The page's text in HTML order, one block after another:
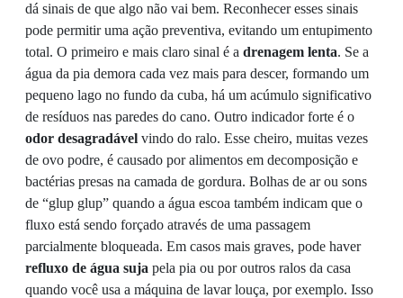
dá sinais de que algo não vai bem. Reconhecer esses sinais
pode permitir uma ação preventiva, evitando um entupimento
total. O primeiro e mais claro sinal é a drenagem lenta. Se a
água da pia demora cada vez mais para descer, formando um
pequeno lago no fundo da cuba, há um acúmulo significativo
de resíduos nas paredes do cano. Outro indicador forte é o
odor desagradável vindo do ralo. Esse cheiro, muitas vezes
de ovo podre, é causado por alimentos em decomposição e
bactérias presas na camada de gordura. Bolhas de ar ou sons
de “glup glup” quando a água escoa também indicam que o
fluxo está sendo forçado através de uma passagem
parcialmente bloqueada. Em casos mais graves, pode haver
refluxo de água suja pela pia ou por outros ralos da casa
quando você usa a máquina de lavar louça, por exemplo. Isso